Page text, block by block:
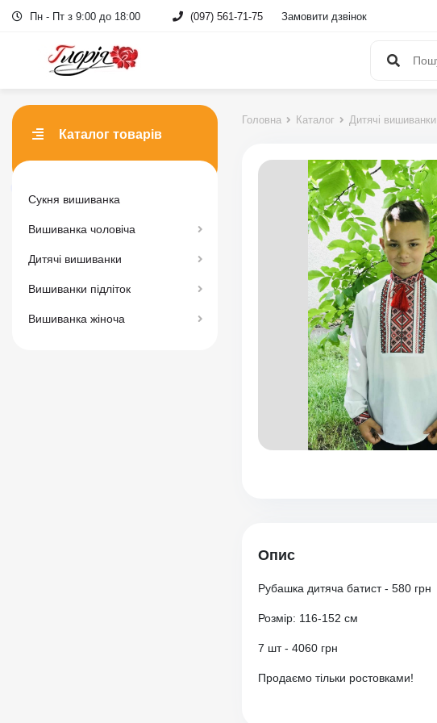
Пн - Пт з 9:00 до 18:00 (097) 561-71-75 Замовити дзвінок
Каталог товарів
Сукня вишиванка
Вишиванка чоловіча
Дитячі вишиванки
Вишиванки підліток
Вишиванка жіноча
Головна Каталог Дитячі вишиванки
Опис
Рубашка дитяча батист - 580 грн
Розмір: 116-152 см
7 шт - 4060 грн
Продаємо тільки ростовками!